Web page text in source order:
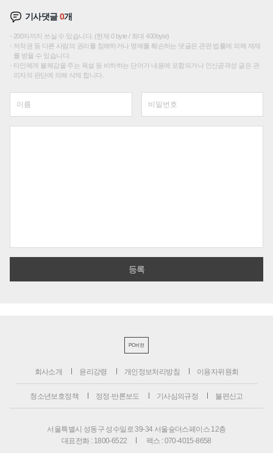
기사댓글0개
200자까지 쓰실 수 있습니다. (현재 0 byte / 최대 400byte)
저작권 등 다른 사람의 권리를 침해하거나 명예를 훼손하는 댓글은 관련 법률에 의해 제재
를 받을 수 있습니다.
타인에게 불쾌감을 주는 욕설 등 비하하는 단어가 내용에 포함되거나 인신공격성 글은 관
리자의 판단에 의해 삭제 합니다.
PC버전
회사소개 윤리강령 개인정보처리방침 이용자위원회
청소년보호정책 정정·반론보도 기사심의규정 불편신고
서울특별시 성동구 성수일로 39-34 서울숲더스페이스 12층
대표전화 : 1800-6522
팩스 : 070-4015-8658